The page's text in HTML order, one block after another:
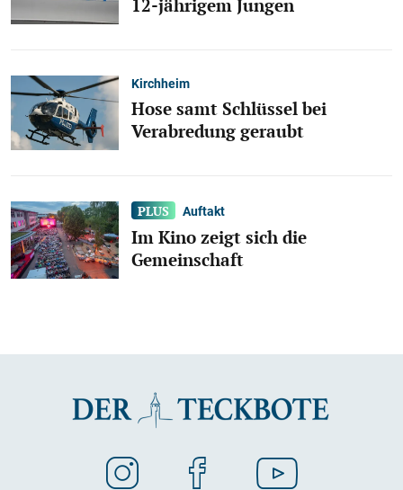
12-jährigem Jungen
Kirchheim
Hose samt Schlüssel bei
Verabredung geraubt
Auftakt
Im Kino zeigt sich die
Gemeinschaft